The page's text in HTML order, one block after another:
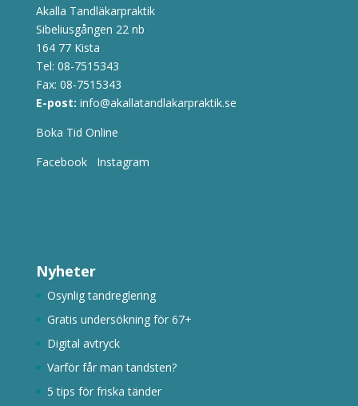
Akalla Tandläkarpraktik
Sibeliusgången 22 nb
164 77 Kista
Tel: 08-7515343
Fax: 08-7515343
E-post: info@akallatandlakarpraktik.se
Boka Tid Online
Facebook
Instagram
Nyheter
Osynlig tandreglering
Gratis undersökning för 67+
Digital avtryck
Varför får man tandsten?
5 tips för friska tänder